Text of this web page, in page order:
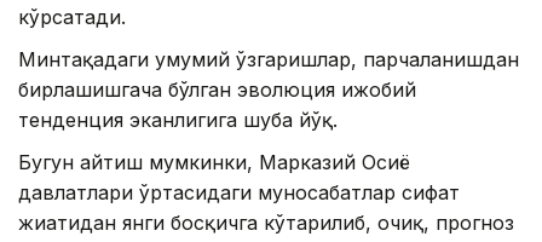
кўрсатади.
Минтақадаги умумий ўзгаришлар, парчаланишдан
бирлашишгача бўлган эволюция ижобий
тенденция эканлигига шубҳа йўқ.
Бугун айтиш мумкинки, Марказий Осиё
давлатлари ўртасидаги муносабатлар сифат
жиҳатидан янги босқичга кўтарилиб, очиқ, прогноз